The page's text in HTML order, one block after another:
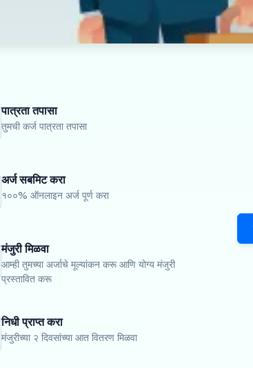
पात्रता तपासा
तुमची कर्ज पात्रता तपासा
अर्ज सबमिट करा
१००% ऑनलाइन अर्ज पूर्ण करा
मंजुरी मिळवा
आम्ही तुमच्या अर्जाचे मूल्यांकन करू आणि योग्य मंजुरी
प्रस्तावित करू
निधी प्राप्त करा
मंजुरीच्या २ दिवसांच्या आत वितरण मिळवा